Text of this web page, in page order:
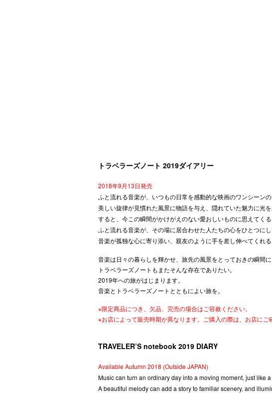
トラベラーズノート 2019ダイアリー
2018年9月13日発売
ふと流れる音楽が、いつもの日常を感動的な映画のワンシーン
美しい旋律が見慣れた風景に物語を与え、隠れていた魅力に光を
すると、今この瞬間がかけがえのない愛おしいものに思えてくる
ふと流れる音楽が、その場に居合わせた人たちの心をひとつにし
音楽が孤独な心に寄り添い、親友のように手を差し伸べてくれる
音楽は日々の暮らしを輝かせ、旅先の風景をとっておきの瞬間に
トラベラーズノートもまたそんな存在でありたい。
2019年への旅がはじまります。
音楽とトラベラーズノートとともによい旅を。
※限定商品につき、欠品、完売の場合はご容赦ください。
※お店によって販売時期が異なります。ご購入の際は、お店にご
TRAVELER’S notebook 2019 DIARY
Available Autumn 2018 (Outside JAPAN)
Music can turn an ordinary day into a moving moment, just like
A beautiful melody can add a story to familiar scenery, and